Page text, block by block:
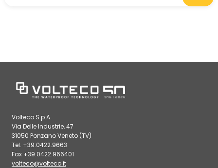
Volteco S.p.A.
Via Delle Industrie, 47
31050 Ponzano Veneto (TV)
Tel. +39.0422.9663
Fax +39.0422.966401
volteco@volteco.it